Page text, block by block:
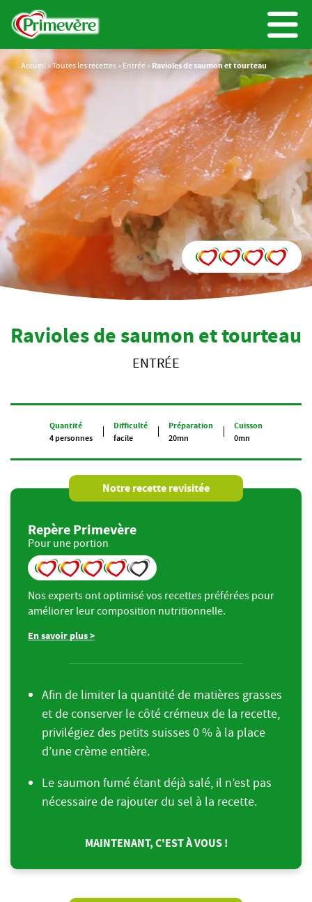
Accueil»Toutes les recettes » Entrée » Ravioles de saumon et tourteau
Ravioles de saumon et tourteau
ENTRÉE
Quantité
4 personnes
Difficulté
facile
Préparation
20mn
Cuisson
0mn
Notre recette revisitée
Repère Primevère
Pour une portion
Nos experts ont optimisé vos recettes préférées pour
améliorer leur composition nutritionnelle.
En savoir plus >
Afin de limiter la quantité de matières grasses
et de conserver le côté crémeux de la recette,
privilégiez des petits suisses 0 % à la place
d’une crème entière.
Le saumon fumé étant déjà salé, il n’est pas
nécessaire de rajouter du sel à la recette.
MAINTENANT, C'EST À VOUS !